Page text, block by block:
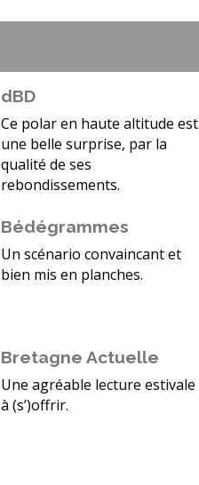
dBD
Ce polar en haute altitude est
une belle surprise, par la
qualité de ses
rebondissements.
Bédégrammes
Un scénario convaincant et
bien mis en planches.
Bretagne Actuelle
Une agréable lecture estivale
à (s’)offrir.